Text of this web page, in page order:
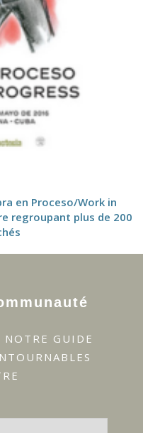
en Proceso/Work in
regroupant plus de 200
NOTRE GUIDE